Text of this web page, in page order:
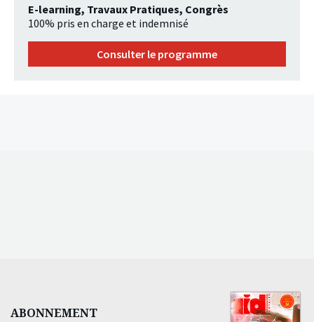
E-learning, Travaux Pratiques, Congrès
100% pris en charge et indemnisé
Consulter le programme
ABONNEMENT